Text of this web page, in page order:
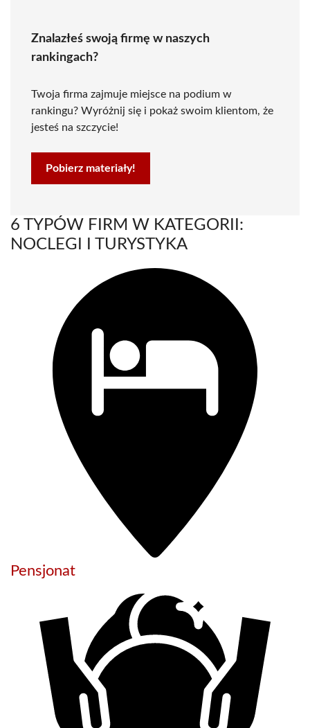
Znalazłeś swoją firmę w naszych
rankingach?
Twoja firma zajmuje miejsce na podium w
rankingu? Wyróżnij się i pokaż swoim klientom, że
jesteś na szczycie!
Pobierz materiały!
6 TYPÓW FIRM W KATEGORII:
NOCLEGI I TURYSTYKA
Pensjonat